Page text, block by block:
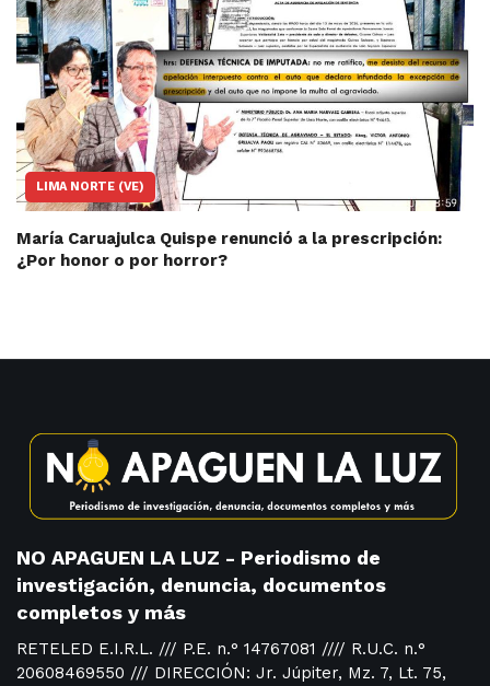
LIMA NORTE (VE)
María Caruajulca Quispe renunció a la prescripción:
¿Por honor o por horror?
NO APAGUEN LA LUZ - Periodismo de
investigación, denuncia, documentos
completos y más
RETELED E.I.R.L. /// P.E. n.° 14767081 //// R.U.C. n.°
20608469550 /// DIRECCIÓN: Jr. Júpiter, Mz. 7, Lt. 75,